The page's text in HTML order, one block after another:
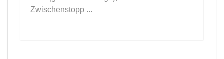
Zwischenstopp ...